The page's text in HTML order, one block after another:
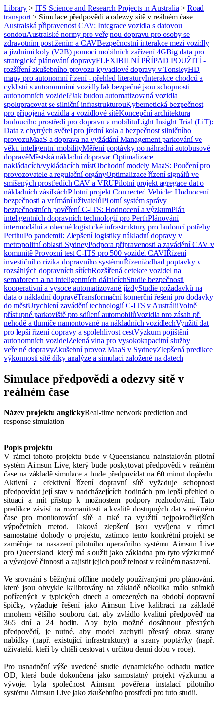
Library > ITS Science and Research Projects in Australia > Road
transport > Simulace předpovědi a odezvy sítě v reálném čase
Australská připravenost CAV: Integrace vozidla s datovou
sondouAustralské normy pro veřejnou dopravu pro osoby se
zdravotním postižením a CAVBezpečnostní interakce mezi vozidly
a jízdními koly (V2B) pomocí mobilních zařízení 4GBig data pro
strategické plánování dopravyFLEXIBILNÍ PŘÍPAD POUŽITÍ -
rozšíření zkušebního provozu kyvadlové dopravy v TonsleyHD
mapy pro autonomní řízení - přehled literaturyInterakce chodců a
cyklistů s autonomními vozidlyJak bezpečné jsou schopnosti
autonomních vozidel?Jak budou automatizovaná vozidla
spolupracovat se silniční infrastrukturouKybernetická bezpečnost
pro připojená vozidla a vozidlové sítěKoncepční architektura
budoucího prostředí pro dopravu a mobilituLight Insight Trial (LiT):
Data z chytrých světel pro jízdní kola a bezpečnost silničního
provozuMaaS a doprava na vyžádáníManagement parkování ve
věku inteligentní mobilityMěření poptávky po náhradní autobusové
dopravěMěstská nákladní doprava: Optimalizace
nakládacích/vykládacích místObchodní modely MaaS: Poučení pro
provozovatele a regulační orgányOptimalizace řízení signálů ve
smíšených prostředích CAV a VRUPilotní projekt agregace dat o
nákladních zásilkáchPilotní projekt Connected Vehicle: Hodnocení
bezpečnosti a vnímání uživatelůPilotní systém správy
bezpečnostních pověření C-ITS: Hodnocení a výzkumPlán
inteligentních dopravních technologií pro PerthPlánování
intermodální a obecné logistické infrastruktury pro budoucí potřeby
PerthuPo pandemii: Zlepšení logistiky nákladní dopravy v
metropolitní oblasti SydneyPodpora připravenosti a zavádění CAV v
komunitě Provozní test C-ITS pro 500 vozidel CAVIŘízení
investičního rizika dopravního systémuŘízení/odhad poptávky v
rozsáhlých dopravních sítíchRozšířená detekce vozidel na
semaforech a na inteligentních dálnicíchStudie bezpečnosti
kooperativní a vysoce automatizované jízdyStudie požadavků na
data o nákladní dopravěTransformační komerční řešení pro dodávky
do městUrychlení zavádění technologií C-ITS v AustráliiVolně
přístupné parkoviště pro sdílení automobilůVozidla pro zásah při
nehodě a tlumiče namontované na nákladních vozidlechVyužití dat
pro lepší řízení dopravy a spolehlivost cestVýzkum pojištění
autonomních vozidelZelená vlna pro vysokokapacitní služby
veřejné dopravyZkušební provoz MaaS v SydneyZlepšená predikce
výkonnosti sítě díky analýze a simulaci založené na datech
Simulace předpovědi a odezvy sítě v
reálném čase
Název projektu anglickyReal-time network prediction and
response simulation
Popis projektu
V rámci tohoto projektu bude v Queenslandu nainstalován pilotní
systém Aimsun Live, který bude poskytovat předpovědi v reálném
čase na základě simulace a bude předpovídat na 60 minut dopředu.
Aktivní a efektivní řízení dopravní sítě vyžaduje schopnost
předpovídat její stav v nadcházejících hodinách pro lepší přehled o
situaci a mít přístup k možnostem podpory rozhodování. Tato
predikce závisí na rozmanitosti a kvalitě dostupných dat v reálném
čase pro monitorování sítě a také na využití nejpokročilejších
výpočetních metod. Taková zlepšení jsou vyvíjena v rámci
samostatné dohody o projektu, zatímco tento konkrétní projekt se
zaměřuje na nasazení pilotního operačního systému Aimsun Live
pro Queensland, který má sloužit jako základna pro tyto výzkumné
a vývojové činnosti a zajistit jejich použitelnost v reálném nasazení.
Ve srovnání s běžnými offline modely používanými pro plánování,
které jsou obvykle kalibrovány na základě několika málo snímků
pořízených v typických dnech a omezených na období dopravní
špičky, vyžaduje řešení jako Aimsun Live kalibraci na základě
mnohem většího souboru dat, aby zvládlo kvalitní předpověď na
365 dní a 24 hodin. Aby bylo možné dosáhnout přesných
předpovědí, je nutné, aby model zachytil přesný obraz strany
nabídky (např. existující infrastruktury) a strany poptávky (např.
uživatelů, kteří by chtěli cestovat v určitou denní dobu v roce).
Pro usnadnění výše uvedené studie dynamického odhadu matice
OD, která bude dokončena jako samostatný projekt výzkumu a
vývoje, byla společnost Aimsun pověřena instalací pilotního
systému Aimsun Live jako zkušebního prostředí pro tuto studii.